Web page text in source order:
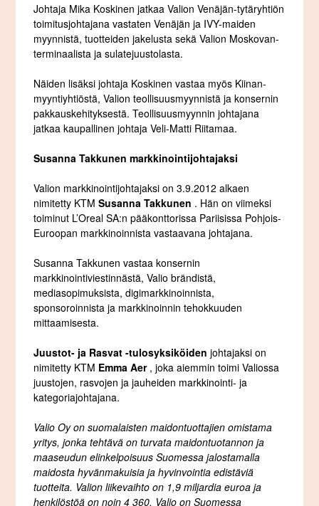
Johtaja Mika Koskinen jatkaa Valion Venäjän-tytäryhtiön
toimitusjohtajana vastaten Venäjän ja IVY-maiden
myynnistä, tuotteiden jakelusta sekä Valion Moskovan-
terminaalista ja sulatejuustolasta.
Näiden lisäksi johtaja Koskinen vastaa myös Kiinan-
myyntiyhtiöstä, Valion teollisuusmyynnistä ja konsernin
pakkauskehityksestä. Teollisuusmyynnin johtajana
jatkaa kaupallinen johtaja Veli-Matti Riitamaa.
Susanna Takkunen markkinointijohtajaksi
Valion markkinointijohtajaksi on 3.9.2012 alkaen
nimitetty KTMSusanna Takkunen . Hän on viimeksi
toiminut L’Oreal SA:n pääkonttorissa Pariisissa Pohjois-
Euroopan markkinoinnista vastaavana johtajana.
Susanna Takkunen vastaa konsernin
markkinointiviestinnästä, Valio brändistä,
mediasopimuksista, digimarkkinoinnista,
sponsoroinnista ja markkinoinnin tehokkuuden
mittaamisesta.
Juustot- ja Rasvat -tulosyksiköiden johtajaksi on
nimitetty KTM Emma Aer, joka aiemmin toimi Valiossa
juustojen, rasvojen ja jauheiden markkinointi- ja
kategoriajohtajana.
Valio Oy on suomalaisten maidontuottajien omistama
yritys, jonka tehtävä on turvata maidontuotannon ja
maaseudun elinkelpoisuus Suomessa jalostamalla
maidosta hyvänmakuisia ja hyvinvointia edistäviä
tuotteita. Valion liikevaihto on 1,9 miljardia euroa ja
henkilöstöä on noin 4 360. Valio on Suomessa